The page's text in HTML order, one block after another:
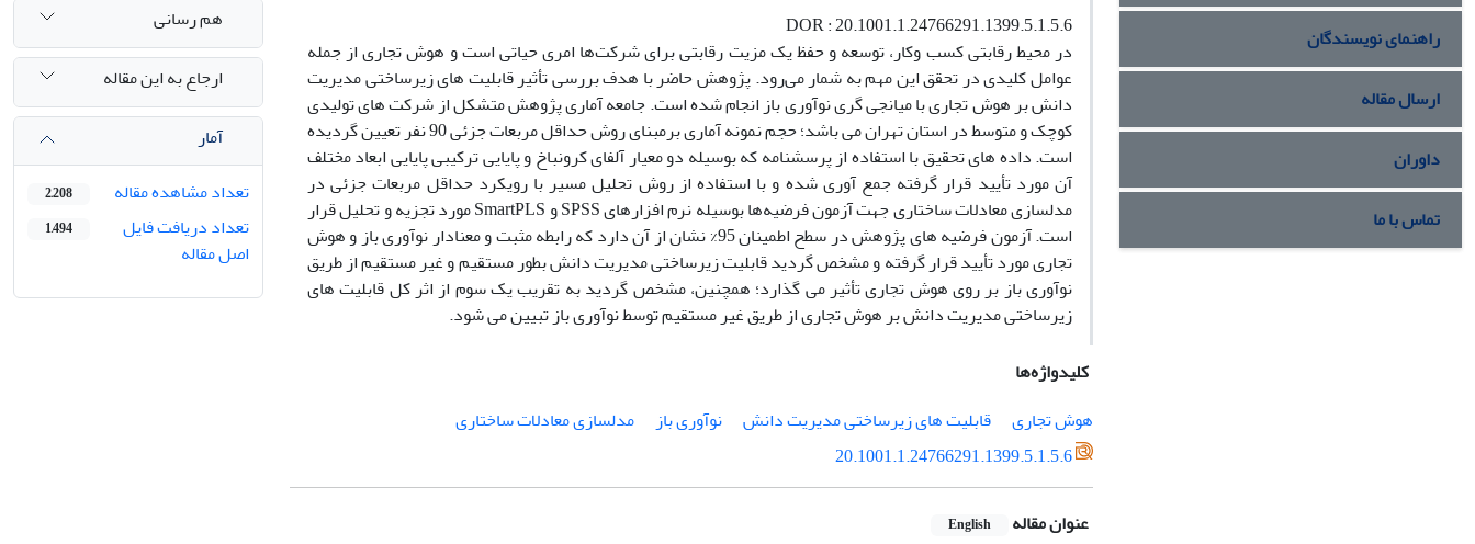
DOR : 20.1001.1.24766291.1399.5.1.5.6
در محیط رقابتی کسب ‌وکار، توسعه و حفظ یک مزیت رقابتی برای شرکت‌ها امری حیاتی است و هوش تجاری از جمله
عوامل کلیدی در تحقق این مهم به شمار می‌رود. پژوهش حاضر با هدف بررسی تأثیر قابلیت های زیرساختی مدیریت
دانش بر هوش تجاری با میانجی گری نوآوری باز انجام شده ‌است. جامعه آماری پژوهش متشکل از شرکت های تولیدی
کوچک و متوسط در استان تهران می باشد؛ حجم نمونه آماری برمبنای روش حداقل مربعات جزئی 90 نفر تعیین گردیده
است. داده های تحقیق با استفاده از پرسشنامه که بوسیله دو معیار آلفای کرونباخ و پایایی ترکیبی پایایی ابعاد مختلف
آن مورد تأیید قرار گرفته جمع آوری شده و با استفاده از روش تحلیل مسیر با رویکرد حداقل مربعات جزئی در
مدلسازی معادلات ساختاری جهت آزمون فرضیه‌ها بوسیله نرم افزارهای SPSS و SmartPLS مورد تجزیه و تحلیل قرار
است. آزمون فرضیه های پژوهش در سطح اطمینان 95% نشان از آن دارد که رابطه مثبت و معنادار نوآوری باز و هوش
تجاری مورد تأیید قرار گرفته و مشخص گردید قابلیت زیرساختی مدیریت دانش بطور مستقیم و غیر مستقیم از طریق
نوآوری باز بر روی هوش تجاری تأثیر می گذارد؛ همچنین، مشخص گردید به تقریب یک سوم از اثر کل قابلیت های
زیرساختی مدیریت دانش بر هوش تجاری از طریق غیر مستقیم توسط نوآوری باز تبیین می شود.
کلیدواژه‌ها
هوش تجاری
قابلیت های زیرساختی مدیریت دانش نوآوری باز
مدلسازی معادلات ساختاری
20.1001.1.24766291.1399.5.1.5.6
عنوان مقاله English
هم رسانی
ارجاع به این مقاله
آمار
تعداد مشاهده مقاله
2,208
تعداد دریافت فایل
اصل مقاله
1,494
راهنمای نویسندگان
ارسال مقاله
داوران
تماس با ما